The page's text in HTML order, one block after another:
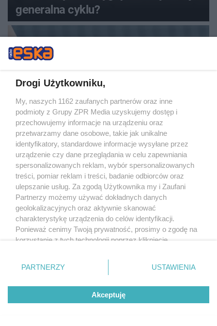
generalna cyklu?
TENIS ZIEMNY
Turniej WTA w Toronto. Iga Świątek
w ćwierćfinale po trudnym meczu z
Kostiuk
ZOBACZ WIĘCEJ
Drogi Użytkowniku,
My, naszych 1162 zaufanych partnerów oraz inne
podmioty z Grupy ZPR Media uzyskujemy dostęp i
przechowujemy informacje na urządzeniu oraz
przetwarzamy dane osobowe, takie jak unikalne
identyfikatory, standardowe informacje wysyłane przez
urządzenie czy dane przeglądania w celu zapewniania
spersonalizowanych reklam, wybór spersonalizowanych
treści, pomiar reklam i treści, badanie odbiorców oraz
ulepszanie usług. Za zgodą Użytkownika my i Zaufani
Partnerzy możemy używać dokładnych danych
geolokalizacyjnych oraz aktywnie skanować
charakterystykę urządzenia do celów identyfikacji.
Ponieważ cenimy Twoją prywatność, prosimy o zgodę na
korzystanie z tych technologii poprzez kliknięcie
zmienić/wycofać klikając przycisk ustawień prywatności
znajdujący się w lewym dolnym rogu strony
rodzaje przetwarzania danych nie wymagają zgody
użytkownika, ale masz prawo sprzeciwić się takiemu
przetwarzaniu. Preferencje będą miały zastosowanie tylko
PARTNERZY USTAWIENIA
Akceptuję